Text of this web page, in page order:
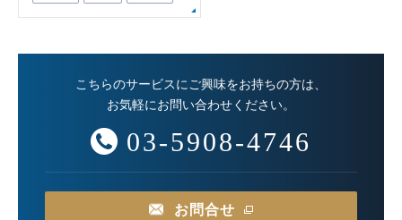
こちらのサービスにご興味をお持ちの方は、
お気軽にお問い合わせください。
03-5908-4746
お問合せ